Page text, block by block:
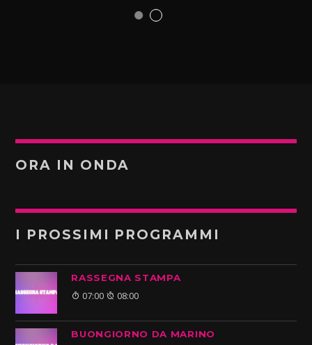
ORA IN ONDA
I PROSSIMI PROGRAMMI
RASSEGNA STAMPA
07:00 08:00
BUONGIORNO DA MARINO